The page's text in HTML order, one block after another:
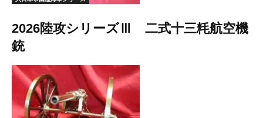
2026陸攻シリーズⅢ 二式十三粍航空機
銃